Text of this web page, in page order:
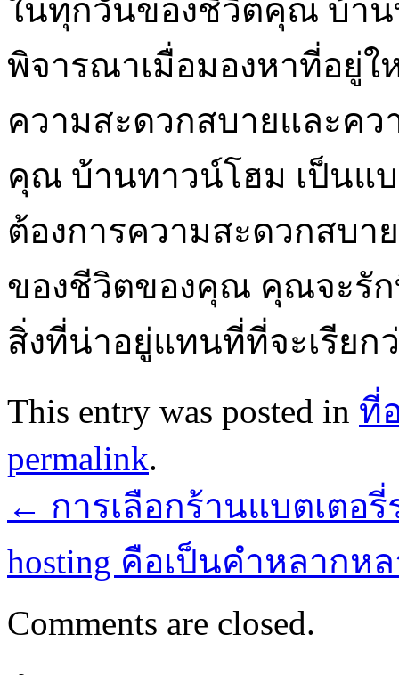
ในทุกวันของชีวิตคุณ บ้า
พิจารณาเมื่อมองหาที่อยู่
ความสะดวกสบายและคว
คุณ บ้านทาวน์โฮม เป็น
ต้องการความสะดวกสบา
ของชีวิตของคุณ คุณจะรัก
สิ่งที่น่าอยู่แทนที่ที่จะเรีย
This entry was posted in ที่
permalink.
← การเลือกร้านแบตเตอ
hosting คือเป็นคำหลาก
Comments are closed.